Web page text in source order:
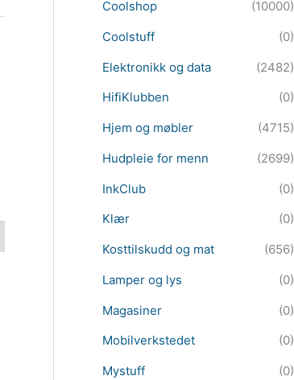
Coolshop
(10000)
Coolstuff
(0)
Elektronikk og data
(2482)
HifiKlubben
(0)
Hjem og møbler
(4715)
Hudpleie for menn
(2699)
InkClub
(0)
Klær
(0)
Kosttilskudd og mat
(656)
Lamper og lys
(0)
Magasiner
(0)
Mobilverkstedet
(0)
Mystuff
(0)